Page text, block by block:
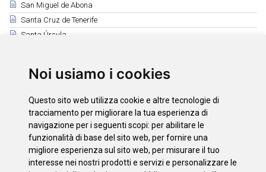
Noi usiamo i cookies
Questo sito web utilizza cookie e altre tecnologie di
tracciamento per migliorare la tua esperienza di
navigazione per i seguenti scopi: per abilitare le
funzionalità di base del sito web, per fornire una
migliore esperienza sul sito web, per misurare il tuo
interesse nei nostri prodotti e servizi e personalizzare le
San Miguel de Abona
Santa Cruz de Tenerife
Santa Úrsula
Silos, Los
Tanque, El
Tegueste
Victoria, La
Vilaflor